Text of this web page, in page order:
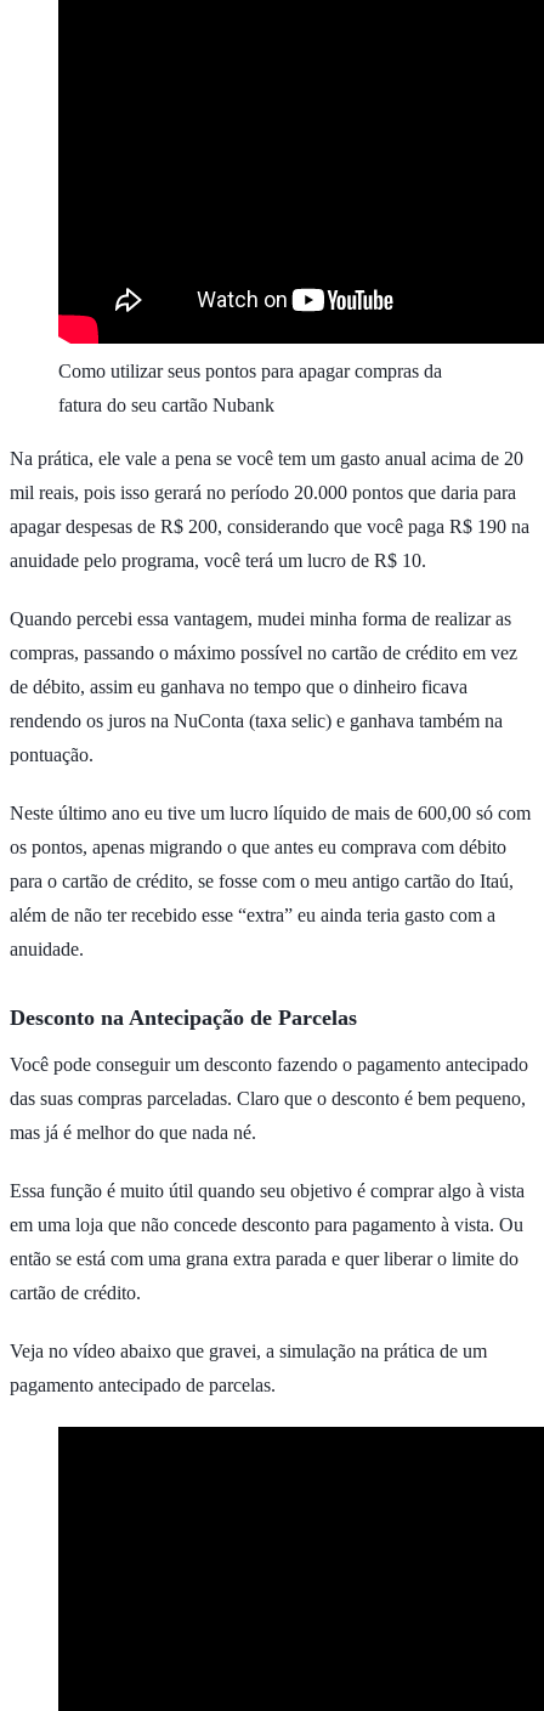
Como utilizar seus pontos para apagar compras da
fatura do seu cartão Nubank
Na prática, ele vale a pena se você tem um gasto anual acima de 20
mil reais, pois isso gerará no período 20.000 pontos que daria para
apagar despesas de R$ 200, considerando que você paga R$ 190 na
anuidade pelo programa, você terá um lucro de R$ 10.
Quando percebi essa vantagem, mudei minha forma de realizar as
compras, passando o máximo possível no cartão de crédito em vez
de débito, assim eu ganhava no tempo que o dinheiro ficava
rendendo os juros na NuConta (taxa selic) e ganhava também na
pontuação.
Neste último ano eu tive um lucro líquido de mais de 600,00 só com
os pontos, apenas migrando o que antes eu comprava com débito
para o cartão de crédito, se fosse com o meu antigo cartão do Itaú,
além de não ter recebido esse “extra” eu ainda teria gasto com a
anuidade.
Desconto na Antecipação de Parcelas
Você pode conseguir um desconto fazendo o pagamento antecipado
das suas compras parceladas. Claro que o desconto é bem pequeno,
mas já é melhor do que nada né.
Essa função é muito útil quando seu objetivo é comprar algo à vista
em uma loja que não concede desconto para pagamento à vista. Ou
então se está com uma grana extra parada e quer liberar o limite do
cartão de crédito.
Veja no vídeo abaixo que gravei, a simulação na prática de um
pagamento antecipado de parcelas.